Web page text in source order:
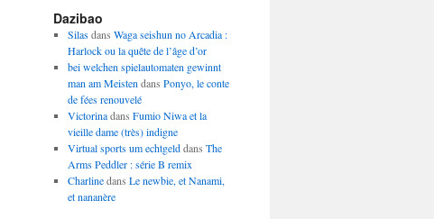
Dazibao
Silasdans Waga seishun no Arcadia :
Harlock ou la quête de l’âge d’or
bei welchen spielautomaten gewinnt
man am Meisten dans Ponyo, le conte
de fées renouvelé
Victorinadans Fumio Niwa et la
vieille dame (très) indigne
Virtual sports um echtgelddans The
Arms Peddler : série B remix
Charlinedans Le newbie, et Nanami,
et nananère